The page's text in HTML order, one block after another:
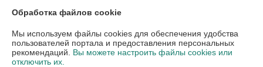
График работы
Обработка файлов cookie
Мы используем файлы cookies для обеспечения удобства
пользователей портала и предоставления персональных
рекомендаций. Вы можете настроить файлы cookies или
отключить их.